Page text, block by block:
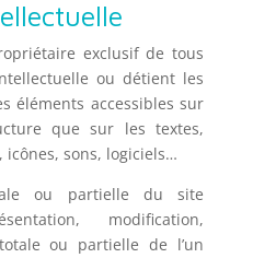
exclusif de tous
ou détient les
éléments accessibles sur
que sur les textes,
icônes, sons, logiciels…
ou partielle du site
modification,
ou partielle de l’un